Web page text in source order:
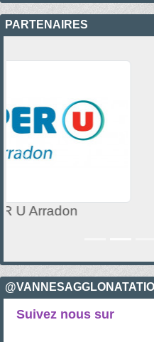
PARTENAIRES
Précedent
Suivez nous sur